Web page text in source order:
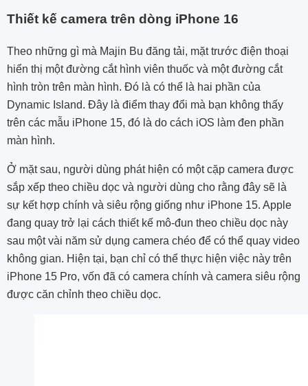
Thiết kế camera trên dòng iPhone 16
Theo những gì mà Majin Bu đăng tải, mặt trước điện thoại
hiển thị một đường cắt hình viên thuốc và một đường cắt
hình tròn trên màn hình. Đó là có thể là hai phần của
Dynamic Island. Đây là điểm thay đổi mà bạn không thấy
trên các mẫu iPhone 15, đó là do cách iOS làm đen phần
màn hình.
Ở mặt sau, người dùng phát hiện có một cặp camera được
sắp xếp theo chiều dọc và người dùng cho rằng đây sẽ là
sự kết hợp chính và siêu rộng giống như iPhone 15. Apple
đang quay trở lại cách thiết kế mô-đun theo chiều dọc này
sau một vài năm sử dụng camera chéo để có thể quay video
không gian. Hiện tại, bạn chỉ có thể thực hiện việc này trên
iPhone 15 Pro, vốn đã có camera chính và camera siêu rộng
được căn chỉnh theo chiều dọc.